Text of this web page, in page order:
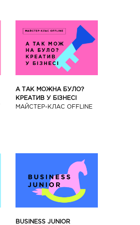
А ТАК МОЖНА БУЛО?
КРЕАТИВ У БІЗНЕСІ
МАЙCТЕР-КЛАС OFFLINE
BUSINESS JUNIOR